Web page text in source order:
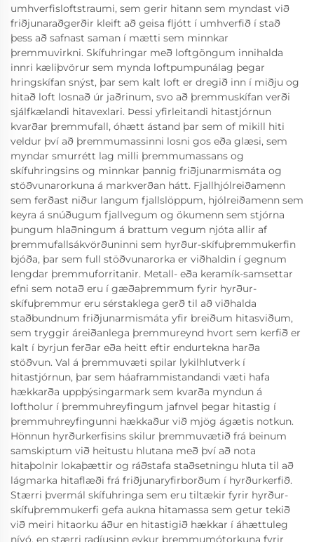
umhverfisloftstraumi, sem gerir hitann sem myndast við
friðjunaraðgerðir kleift að geisa fljótt í umhverfið í stað
þess að safnast saman í mætti sem minnkar
þremmuvirkni. Skífuhringar með loftgöngum innihalda
innri kæliþvörur sem mynda loftpumpunálag þegar
hringskífan snýst, þar sem kalt loft er dregið inn í miðju og
hitað loft losnað úr jaðrinum, svo að þremmuskífan verði
sjálfkælandi hitavexlari. Þessi yfirleitandi hitastjórnun
kvarðar þremmufall, óhætt ástand þar sem of mikill hiti
veldur því að þremmumassinni losni gos eða glæsi, sem
myndar smurrétt lag milli þremmumassans og
skífuhringsins og minnkar þannig friðjunarmismáta og
stöðvunarorkuna á markverðan hátt. Fjallhjólreiðamenn
sem ferðast niður langum fjallslöppum, hjólreiðamenn sem
keyra á snúðugum fjallvegum og ökumenn sem stjórna
þungum hlaðningum á brattum vegum njóta allir af
þremmufallsákvörðuninni sem hyrður-skífuþremmukerfin
bjóða, þar sem full stöðvunarorka er viðhaldin í gegnum
lengdar þremmuforritanir. Metall- eða keramík-samsettar
efni sem notað eru í gæðaþremmum fyrir hyrður-
skífuþremmur eru sérstaklega gerð til að viðhalda
staðbundnum friðjunarmismáta yfir breiðum hitasviðum,
sem tryggir áreiðanlega þremmureynd hvort sem kerfið er
kalt í byrjun ferðar eða heitt eftir endurtekna harða
stöðvun. Val á þremmuvæti spilar lykilhlutverk í
hitastjórnun, þar sem háaframmistandandi væti hafa
hækkarða uppþýsingarmark sem kvarða myndun á
loftholur í þremmuhreyfingum jafnvel þegar hitastig í
þremmuhreyfingunni hækkaður við mjög ágætis notkun.
Hönnun hyrðurkerfisins skilur þremmuvætið frá beinum
samskiptum við heitustu hlutana með því að nota
hitaþolnir lokaþættir og ráðstafa staðsetningu hluta til að
lágmarka hitaflæði frá friðjunaryfirborðum í hyrðurkerfið.
Stærri þvermál skífuhringa sem eru tiltækir fyrir hyrður-
skífuþremmukerfi gefa aukna hitamassa sem getur tekið
við meiri hitaorku áður en hitastigið hækkar í áhættuleg
nívó, en stærri radíusinn eykur þremmumótorkuna fyrir